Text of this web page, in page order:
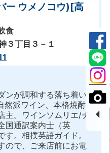
ー ウメノコウ)[高
食
３丁目３－１
ンが調和する落ち着い
然派ワイン、本格焼酎
主。ワインソムリエ/チ
国通訳案内士（英
。相撲英語ガイド。
ので、ご来店前にお電
arrow_left